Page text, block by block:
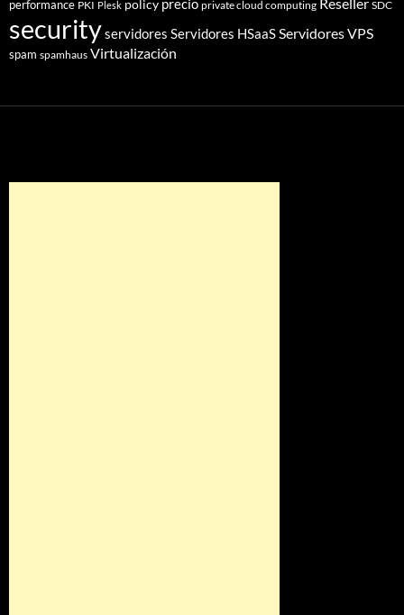
performance PKI Plesk policy precio private cloud computing Reseller SDC
securityservidores Servidores HSaaSServidores VPS
spam spamhaus Virtualización